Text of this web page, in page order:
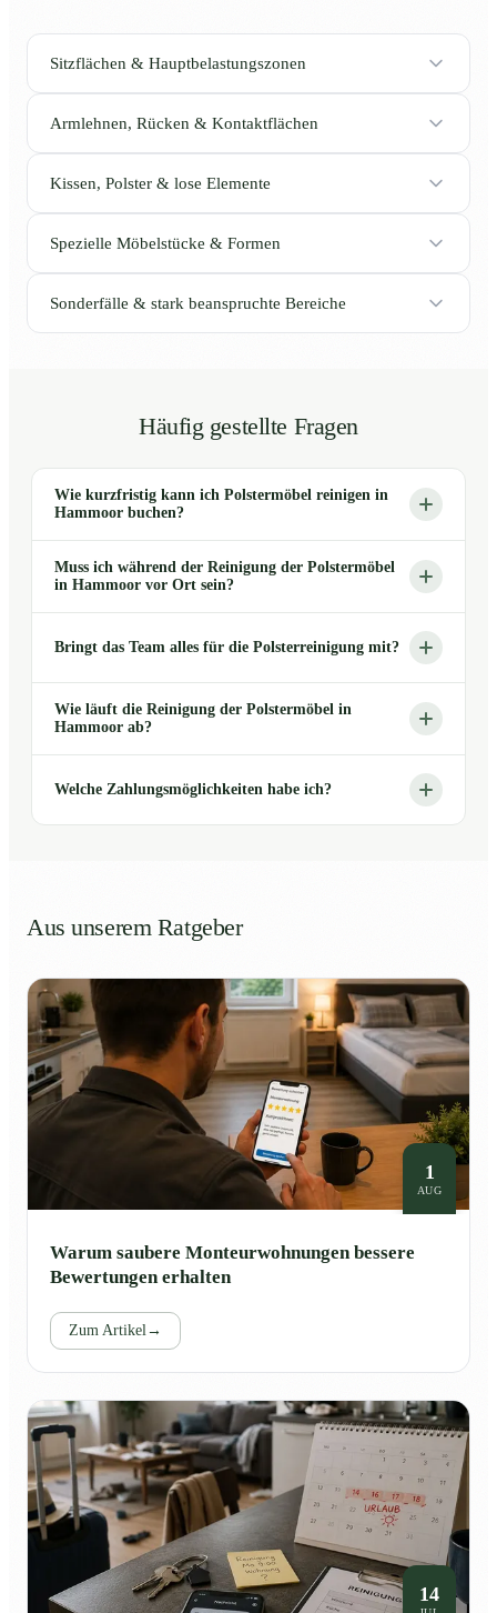
Sitzflächen & Hauptbelastungszonen
Armlehnen, Rücken & Kontaktflächen
Kissen, Polster & lose Elemente
Spezielle Möbelstücke & Formen
Sonderfälle & stark beanspruchte Bereiche
Häufig gestellte Fragen
Wie kurzfristig kann ich Polstermöbel reinigen in
Hammoor buchen?
Muss ich während der Reinigung der Polstermöbel
in Hammoor vor Ort sein?
Bringt das Team alles für die Polsterreinigung mit?
Wie läuft die Reinigung der Polstermöbel in
Hammoor ab?
Welche Zahlungsmöglichkeiten habe ich?
Aus unserem Ratgeber
1
AUG
Warum saubere Monteurwohnungen bessere
Bewertungen erhalten
Zum Artikel→
14